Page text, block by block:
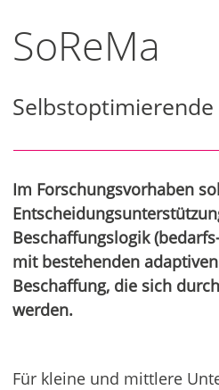
SoReMa
Im Forschungsvorhaben
Beschaffungslogik
mit bestehenden
Beschaffung, die sich
werden.
Für kleine und mittlere